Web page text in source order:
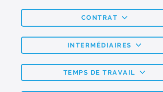
CONTRAT
INTERMÉDIAIRES
TEMPS DE TRAVAIL